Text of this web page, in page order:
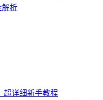
解析
超详细新手教程